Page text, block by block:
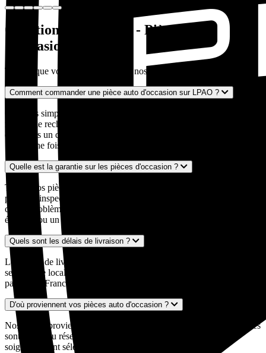
Questions fréquentes - Pièces auto
d'occasion
Tout ce que vous devez savoir sur nos pièces auto d'occasion
Comment commander une pièce auto d'occasion sur LPAO ?
C'est très simple ! Entrez votre numéro d'immatriculation dans notre
moteur de recherche, décrivez la pièce recherchée, et nous vous
envoyons un devis personnalisé sous 24 à 48 heures par mail ou
SMS. Une fois le devis validé, nous expédions votre pièce.
Quelle est la garantie sur les pièces d'occasion ?
Toutes nos pièces auto d'occasion sont garanties 24 mois. Chaque
pièce est inspectée et contrôlée par nos experts avant expédition. En
cas de problème, notre service client est à votre disposition pour un
échange ou un remboursement.
Quels sont les délais de livraison ?
Les délais de livraison varient généralement entre 2 et 5 jours ouvrés
selon votre localisation et la disponibilité de la pièce. Nous livrons
partout en France métropolitaine, y compris en Corse.
D'où proviennent vos pièces auto d'occasion ?
Nos pièces proviennent exclusivement de véhicules européens. Elles
sont issues du réseau de casses automobiles partenaires et sont
soigneusement sélectionnées pour leur qualité et leur état.